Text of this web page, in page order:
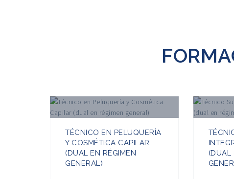
TÉCNICO EN PELUQUERÍA
Y COSMÉTICA CAPILAR
(DUAL EN RÉGIMEN
GENERAL)
(DUAL